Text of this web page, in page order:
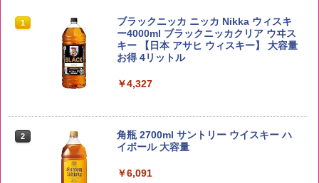
1 by Amazon 国産ブレンド米 精米 5kg
￥2,650
【在庫処分価格】ももたろう印 無洗米 5
kg 業務用 お米マイスターブレンド
1
ブラックニッカ ニッカ Nikka ウィスキ
ー4000ml ブラックニッカクリア ウヰス
キー 【日本 アサヒ ウィスキー】 大容量
お得 4リットル
￥4,327
2
角瓶 2700ml サントリー ウイスキー ハ
イボール 大容量
￥6,091